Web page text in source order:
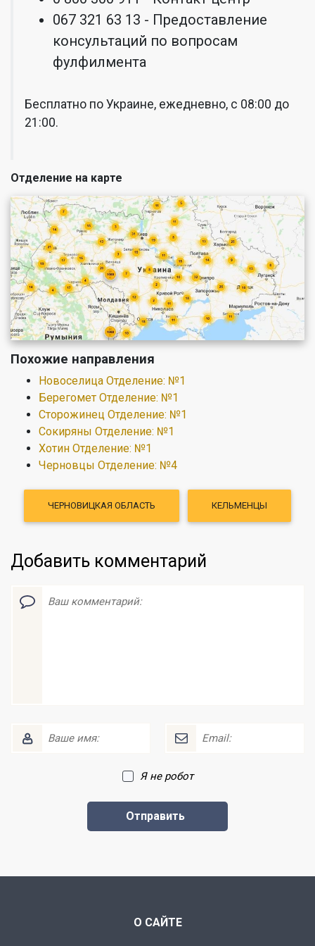
067 321 63 13 - Предоставление
консультаций по вопросам
фулфилмента
Бесплатно по Украине, ежедневно, с 08:00 до
21:00.
Отделение на карте
Похожие направления
Новоселица Отделение: №1
Берегомет Отделение: №1
Сторожинец Отделение: №1
Сокиряны Отделение: №1
Хотин Отделение: №1
Черновцы Отделение: №4
ЧЕРНОВИЦКАЯ ОБЛАСТЬ КЕЛЬМЕНЦЫ
Добавить комментарий
Я не робот
О САЙТЕ